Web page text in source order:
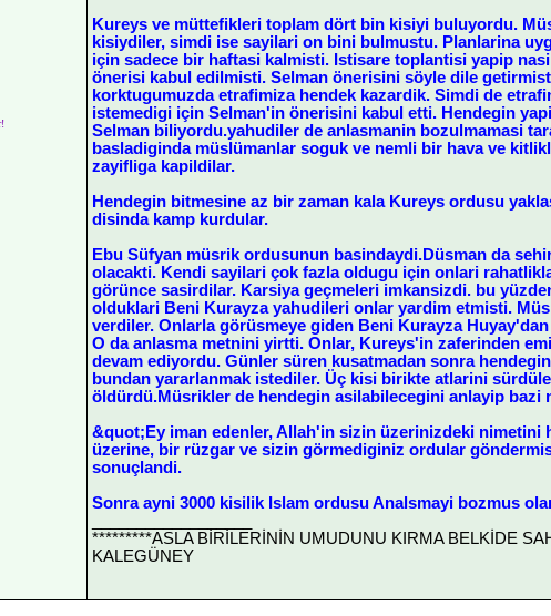
Kureys ve müttefikleri toplam dört bin kisiyi buluyordu.
kisiydiler, simdi ise sayilari on bini bulmustu. Planlarina
için sadece bir haftasi kalmisti. Istisare toplantisi yapip
önerisi kabul edilmisti. Selman önerisini söyle dile
korktugumuzda etrafimiza hendek kazardik. Simdi de
istemedigi için Selman'in önerisini kabul etti. Hendegin
Selman biliyordu.yahudiler de anlasmanin bozulmamasi
basladiginda müslümanlar soguk ve nemli bir hava ve
zayifliga kapildilar.
Hendegin bitmesine az bir zaman kala Kureys ordusu
disinda kamp kurdular.
Ebu Süfyan müsrik ordusunun basindaydi.Düsman da
olacakti. Kendi sayilari çok fazla oldugu için onlari
görünce sasirdilar. Karsiya geçmeleri imkansizdi. bu
olduklari Beni Kurayza yahudileri onlar yardim etmisti.
verdiler. Onlarla görüsmeye giden Beni Kurayza
O da anlasma metnini yirtti. Onlar, Kureys'in zaferinden
devam ediyordu. Günler süren kusatmadan sonra
bundan yararlanmak istediler. Üç kisi birikte atlarini
öldürdü.Müsrikler de hendegin asilabilecegini anlayip bazi
&quot;Ey iman edenler, Allah'in sizin üzerinizdeki
üzerine, bir rüzgar ve sizin görmediginiz ordular
sonuçlandi.
Sonra ayni 3000 kisilik Islam ordusu Analsmayi bozmus
*********ASLA BİRİLERİNİN UMUDUNU KIRMA BELKİDE
KALEGÜNEY